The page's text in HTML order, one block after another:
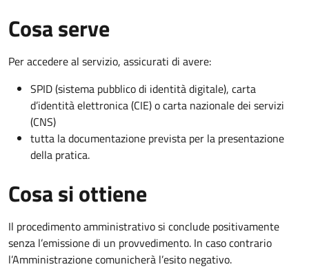
Cosa serve
Per accedere al servizio, assicurati di avere:
SPID (sistema pubblico di identità digitale), carta
d’identità elettronica (CIE) o carta nazionale dei servizi
(CNS)
tutta la documentazione prevista per la presentazione
della pratica.
Cosa si ottiene
Il procedimento amministrativo si conclude positivamente
senza l’emissione di un provvedimento. In caso contrario
l’Amministrazione comunicherà l’esito negativo.